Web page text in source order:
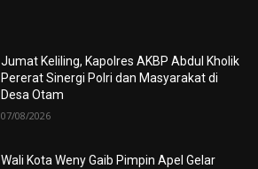
Jumat Keliling, Kapolres AKBP Abdul Kholik
Pererat Sinergi Polri dan Masyarakat di
Desa Otam
07/08/2026
Wali Kota Weny Gaib Pimpin Apel Gelar